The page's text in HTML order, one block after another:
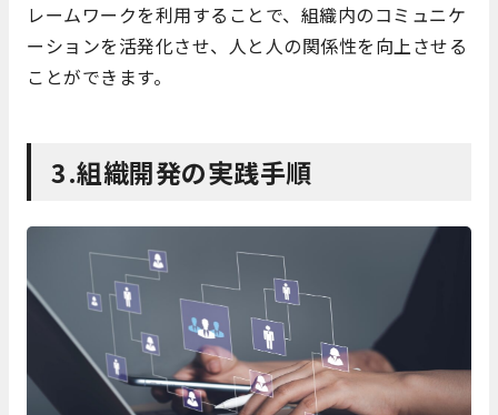
レームワークを利用することで、組織内のコミュニケ
ーションを活発化させ、人と人の関係性を向上させる
ことができます。
3.組織開発の実践手順